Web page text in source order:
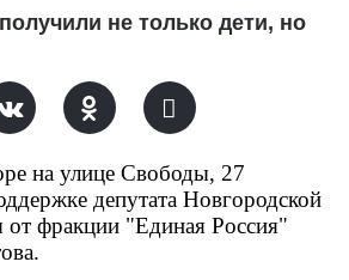
не только дети, но
на улице Свободы, 27
депутата Новгородской
фракции "Единая Россия"